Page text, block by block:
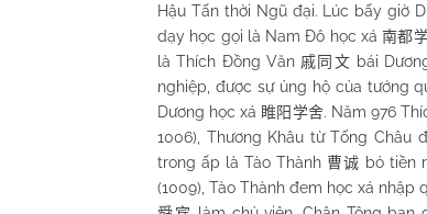
Hậu Tấn thời Ngũ đại. Lúc bấy giờ
dạy học gọi là Nam Đô học xá 南都
là Thích Đồng Văn 戚同文 bái
nghiệp, được sự ủng hộ của tướng
Dương học xá 睢阳学舍. Năm 976
1006), Thương Khâu từ Tống Châu
trong ấp là Tào Thành 曹诚 bỏ tiền
(1009), Tào Thành đem học xá